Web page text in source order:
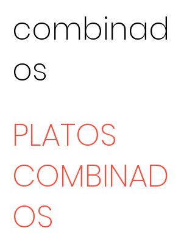
combinad
os
PLATOS
COMBINAD
OS